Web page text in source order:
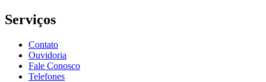
Serviços
Contato
Ouvidoria
Fale Conosco
Telefones